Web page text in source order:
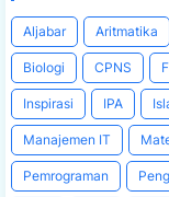
Aljabar Aritmatika
Biologi CPNS
Inspirasi IPA
Manajemen IT
Pemrograman